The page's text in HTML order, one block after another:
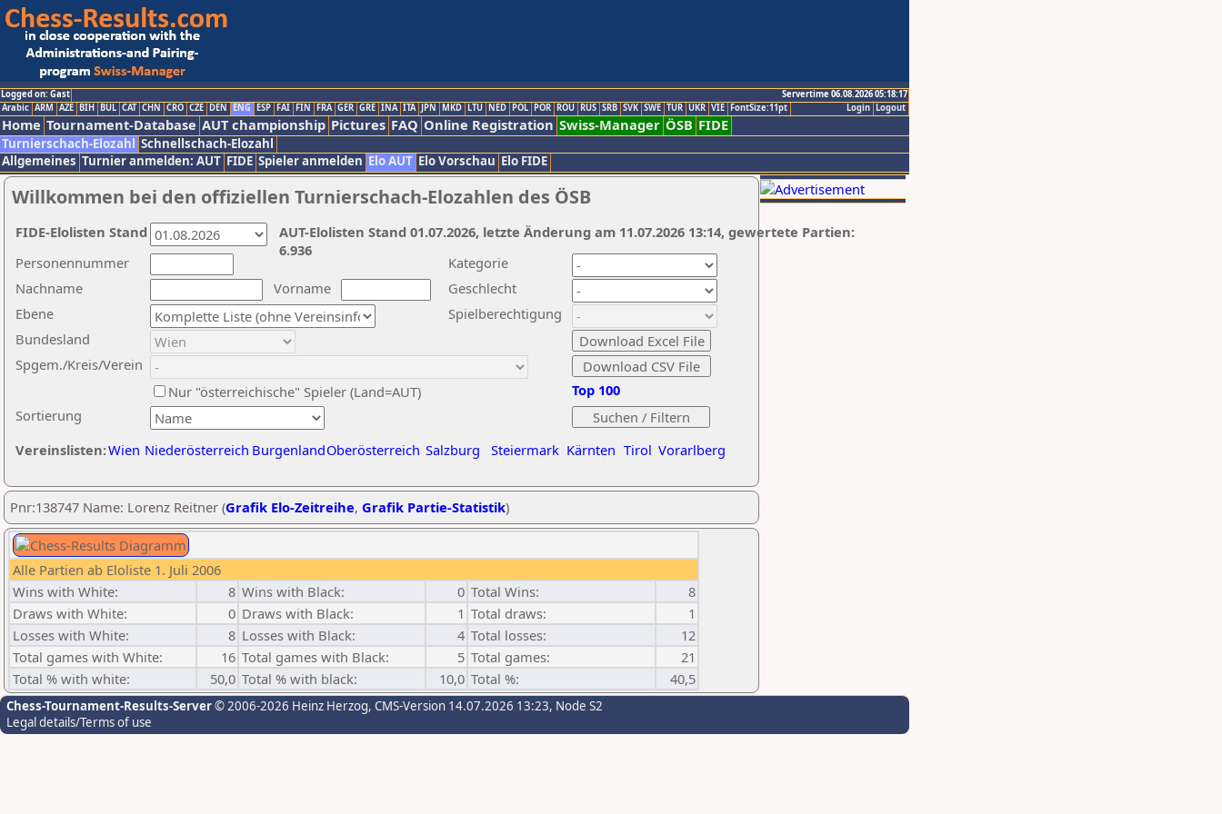
Logged on: Gast
Servertime 06.08.2026 05:18:17
Logout
Login
Arabic ARM AZE BIH BUL CAT CHN CRO CZE DEN ENG ESP FAI FIN FRA GER GRE INA ITA JPN MKD LTU NED POL POR ROU RUS SRB SVK SWE TUR UKR VIE FontSize:11pt
Home Tournament-Database AUT championship Pictures FAQ Online Registration Swiss-Manager ÖSB FIDE
Turnierschach-Elozahl Schnellschach-Elozahl
Allgemeines Turnier anmelden: AUT FIDE Spieler anmelden Elo AUT Elo Vorschau Elo FIDE
Willkommen bei den offiziellen Turnierschach-Elozahlen des ÖSB
Nachname
Vorname
Ebene
Kategorie
Sortierung
Personennummer
Bundesland
Spgem./Kreis/Verein
Geschlecht
Nur "österreichische" Spieler (Land=AUT)
Spielberechtigung
Vereinslisten:Wien Niederösterreich BurgenlandOberösterreich Salzburg Steiermark Kärnten Tirol Vorarlberg
Top 100
AUT-Elolisten Stand 01.07.2026, letzte Änderung am 11.07.2026 13:14, gewertete Partien:
6.936
FIDE-Elolisten Stand
Pnr:138747 Name: Lorenz Reitner (Grafik Elo-Zeitreihe, Grafik Partie-Statistik)
Alle Partien ab Eloliste 1. Juli 2006
Wins with White:
8 Wins with Black: 0 Total Wins:
8
Draws with White:
0 Draws with Black: 1 Total draws:
1
Losses with White:
8 Losses with Black: 4 Total losses:
12
Total games with White:
16 Total games with Black: 5 Total games:
21
Total % with white:
50,0 Total % with black: 10,0 Total %: 40,5
Chess-Tournament-Results-Server© 2006-2026 Heinz Herzog, CMS-Version 14.07.2026 13:23, Node S2
Legal details/Terms of use